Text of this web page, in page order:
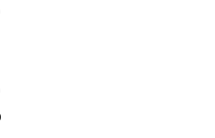
do szafki 40
wpuszczane
do szafki 45
do szafki 50
do szafki 60